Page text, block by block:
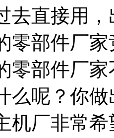
去直接用
零部件厂
零部件厂
么呢？你
机厂非常